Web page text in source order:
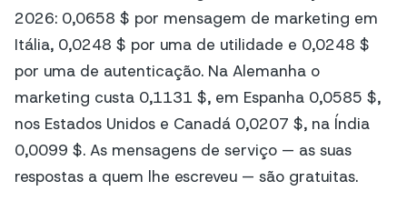
2026: 0,0658 $ por mensagem de marketing em
Itália, 0,0248 $ por uma de utilidade e 0,0248 $
por uma de autenticação. Na Alemanha o
marketing custa 0,1131 $, em Espanha 0,0585 $,
nos Estados Unidos e Canadá 0,0207 $, na Índia
0,0099 $. As mensagens de serviço — as suas
respostas a quem lhe escreveu — são gratuitas.